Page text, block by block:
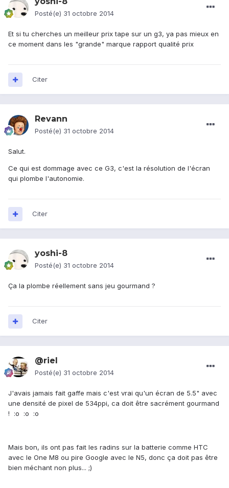
Posté(e) 31 octobre 2014
Et si tu cherches un meilleur prix tape sur un g3, ya pas mieux en
ce moment dans les "grande" marque rapport qualité prix
Citer
Revann
Posté(e) 31 octobre 2014
Salut.
Ce qui est dommage avec ce G3, c'est la résolution de l'écran
qui plombe l'autonomie.
Citer
yoshi-8
Posté(e) 31 octobre 2014
Ça la plombe réellement sans jeu gourmand ?
Citer
@riel
Posté(e) 31 octobre 2014
J'avais jamais fait gaffe mais c'est vrai qu'un écran de 5.5" avec
une densité de pixel de 534ppi, ca doit être sacrément gourmand
! :o :o :o
Mais bon, ils ont pas fait les radins sur la batterie comme HTC
avec le One M8 ou pire Google avec le N5, donc ça doit pas être
bien méchant non plus... ;)